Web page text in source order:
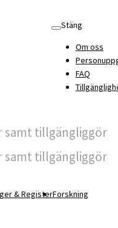
Stäng
Om oss
FAQ
samt tillgängliggör
samt tillgängliggör
& RegisterForskning